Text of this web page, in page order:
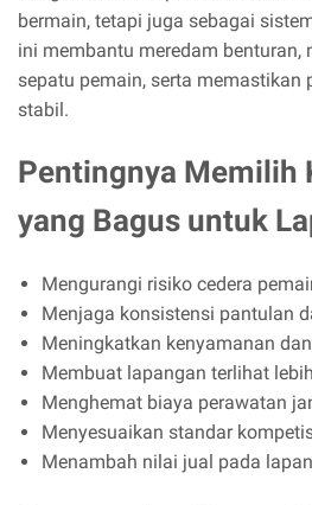
bermain, tetapi juga sebagai
ini membantu meredam benturan,
sepatu pemain, serta memastikan
stabil.
Pentingnya Memilih
yang Bagus untuk
Mengurangi risiko cedera
Menjaga konsistensi pantulan
Meningkatkan kenyamanan
Membuat lapangan terlihat
Menghemat biaya perawatan
Menyesuaikan standar
Menambah nilai jual pada